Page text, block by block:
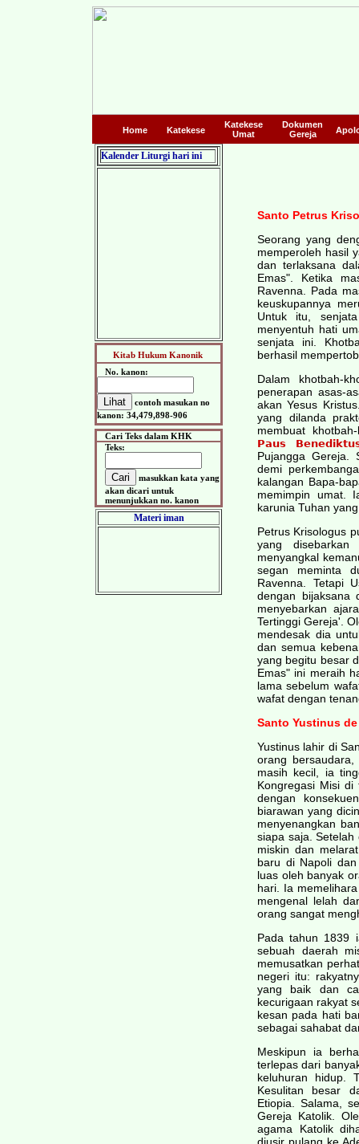
Home Katekese
Katekese
Umat
Dokumen
Gereja
Kalender Liturgi hari ini
Kitab Hukum Kanonik
No. kanon:
contoh masukan no
kanon: 34,479,898-906
Cari Teks dalam KHK
Teks:
masukkan kata yang
akan dicari untuk
menunjukkan no. kanon
Materi iman
Santo Petrus
Seorang yang
memperoleh hasil
dan terlaksana
Emas". Ketika
Ravenna. Pada
keuskupannya
Untuk itu,
menyentuh hati
senjata ini.
berhasil
Dalam khotbah-
penerapan asas-
akan Yesus
yang dilanda
membuat
Paus
Pujangga Gereja.
demi
kalangan Bapa-
memimpin umat.
karunia Tuhan
Petrus Krisologus
yang
menyangkal
segan meminta
Ravenna. Tetapi
dengan bijaksana
menyebarkan
Tertinggi Gereja'.
mendesak dia
dan semua
yang begitu besar
Emas" ini meraih
lama sebelum
wafat dengan
Santo Yustinus
Yustinus lahir di
orang
masih kecil, ia
Kongregasi Misi
dengan
biarawan yang
menyenangkan
siapa saja.
miskin dan
baru di Napoli
luas oleh banyak
hari. Ia
mengenal lelah
orang sangat
Pada tahun 1839
sebuah daerah
memusatkan
negeri itu:
yang baik dan
kecurigaan rakyat
kesan pada hati
sebagai sahabat
Meskipun ia
terlepas dari
keluhuran hidup.
Kesulitan besar
Etiopia. Salama,
Gereja Katolik.
agama Katolik